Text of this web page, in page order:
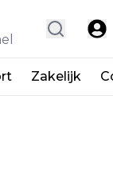
Zakelijk